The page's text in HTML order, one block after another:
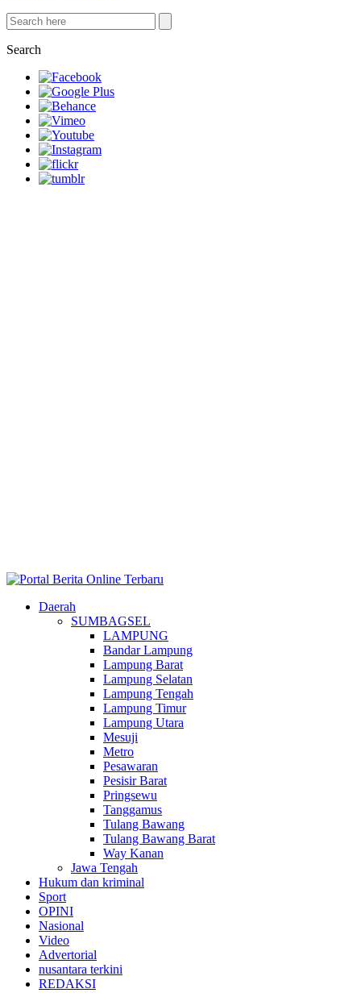
Search
Daerah
SUMBAGSEL
LAMPUNG
Bandar Lampung
Lampung Barat
Lampung Selatan
Lampung Tengah
Lampung Timur
Lampung Utara
Mesuji
Metro
Pesawaran
Pesisir Barat
Pringsewu
Tanggamus
Tulang Bawang
Tulang Bawang Barat
Way Kanan
Jawa Tengah
Hukum dan kriminal
Sport
OPINI
Nasional
Video
Advertorial
nusantara terkini
REDAKSI